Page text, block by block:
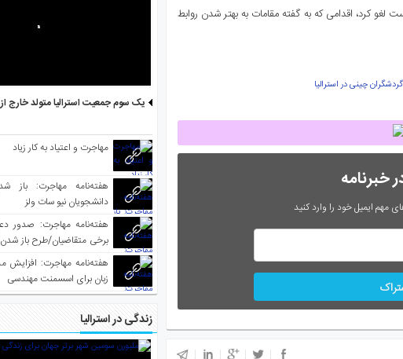
لغو کرد، اقدامی که به گفته مقامات به بهتر شدن روابط
گردشگران چینی در استرالیا
خبرنامه
مهم ایمیل خود را وارد کنید
یک سوم جمعیت استرالیا متولد خارج
مهاجرت و اعتیاد به کار زیاد
هفته‌نامه مهاجرت: باز
دانشجویان نیو سات ولز
برخی متقاضیان/طرح باز شدن
واکسینه شده
هفته‌نامه مهاجرت: افزایش
زبان برای اسسمنت مهندسی
زندگی در استرالیا